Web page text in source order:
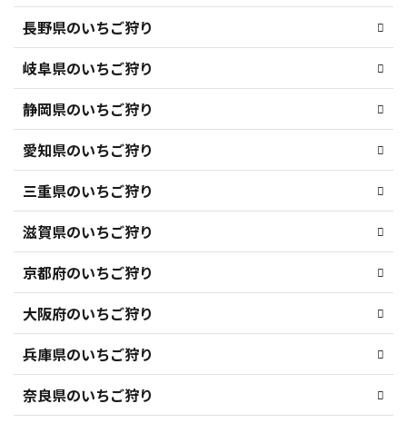
長野県のいちご狩り
岐阜県のいちご狩り
静岡県のいちご狩り
愛知県のいちご狩り
三重県のいちご狩り
滋賀県のいちご狩り
京都府のいちご狩り
大阪府のいちご狩り
兵庫県のいちご狩り
奈良県のいちご狩り